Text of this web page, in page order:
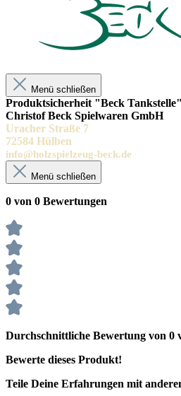
Menü schließen
Produktsicherheit "Beck Tankstelle"
Christof Beck Spielwaren GmbH
Uracher Straße 7
72584 Hülben
info@holzspielzeug-beck.de
Menü schließen
0 von 0 Bewertungen
Durchschnittliche Bewertung von 0
Bewerte dieses Produkt!
Teile Deine Erfahrungen mit